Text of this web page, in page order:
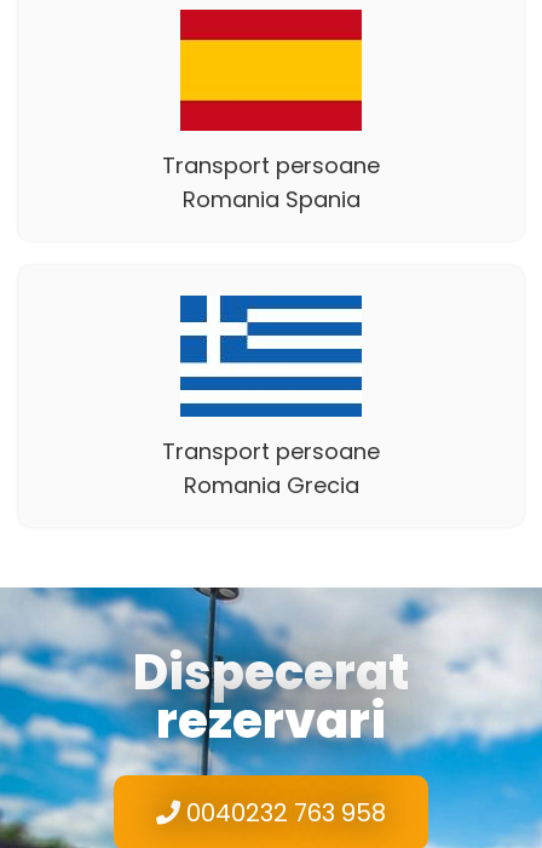
Transport persoane
Romania Spania
Transport persoane
Romania Grecia
Dispecerat
rezervari
0040232 763 958